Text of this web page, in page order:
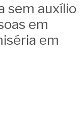
sem auxílio
em
em